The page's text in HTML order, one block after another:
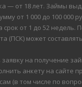
— от 18 лет. Займы
от 1 000 до 100 000
от 1 до 52 недель.
(ПСК) может
на получение
анкету на сайте
(в том числе по